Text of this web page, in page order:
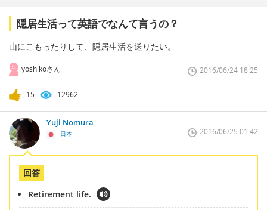
隠居生活って英語でなんて言うの？
山にこもったりして、隠居生活を送りたい。
yoshikoさん 2016/06/24 18:25
15 12962
Yuji Nomura
日本 2016/06/25 01:42
回答
Retirement life.